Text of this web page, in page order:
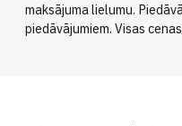
maksājuma lielumu.
piedāvājumiem. Visas